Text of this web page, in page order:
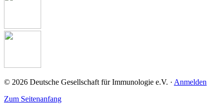
© 2026 Deutsche Gesellschaft für Immunologie e.V. · Anmelden
Zum Seitenanfang